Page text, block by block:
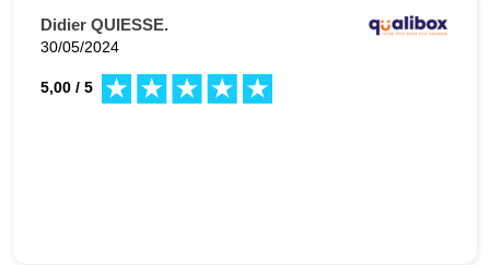
Didier QUIESSE.
30/05/2024
5,00 / 5